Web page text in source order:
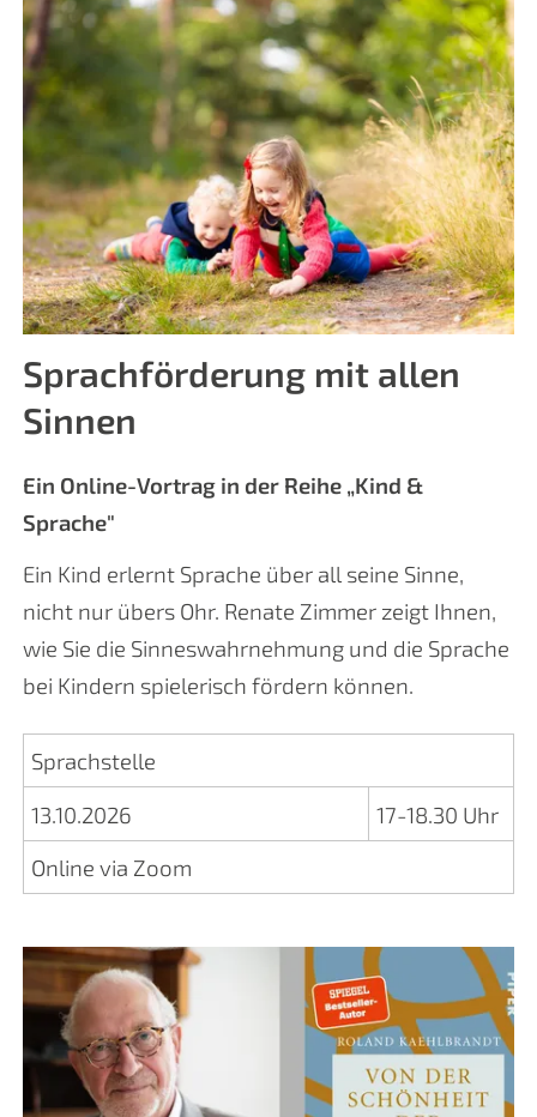
Sprachförderung mit allen
Sinnen
Ein Online-Vortrag in der Reihe „Kind &
Sprache"
Ein Kind erlernt Sprache über all seine Sinne,
nicht nur übers Ohr. Renate Zimmer zeigt Ihnen,
wie Sie die Sinneswahrnehmung und die Sprache
bei Kindern spielerisch fördern können.
Sprachstelle
13.10.2026
17-18.30 Uhr
Online via Zoom